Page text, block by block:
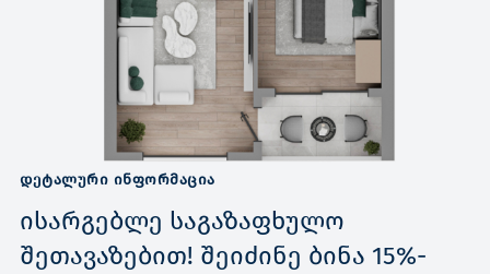
ᲓᲔᲢᲐᲚᲣᲠᲘ ᲘᲜᲤᲝᲠᲛᲐᲪᲘᲐ
ისარგებლე საგაზაფხულო
შეთავაზებით! შეიძინე ბინა 15%-